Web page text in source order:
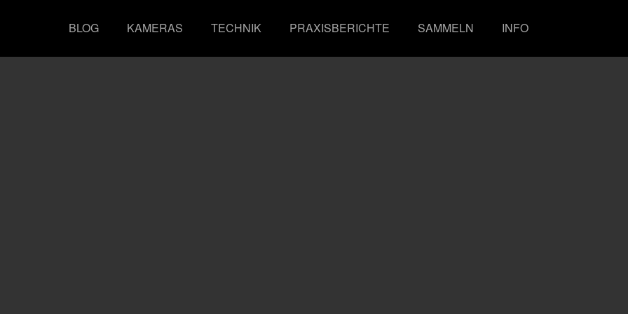
BLOG KAMERAS TECHNIK PRAXISBERICHTE SAMMELN INFO